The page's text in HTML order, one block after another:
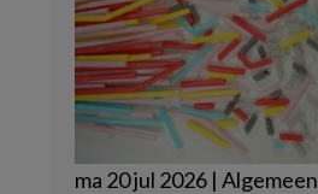
ma 20 jul 2026 | Algemeen